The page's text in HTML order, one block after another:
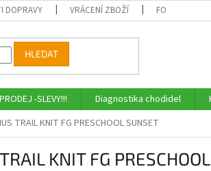
DOPRAVY VRÁCENÍ ZBOŽÍ FORMULÁŘE
HLEDAT
-SLEVY!!! Diagnostika chodidel
TRAIL KNIT FG PRESCHOOL SUNSET
KNIT FG